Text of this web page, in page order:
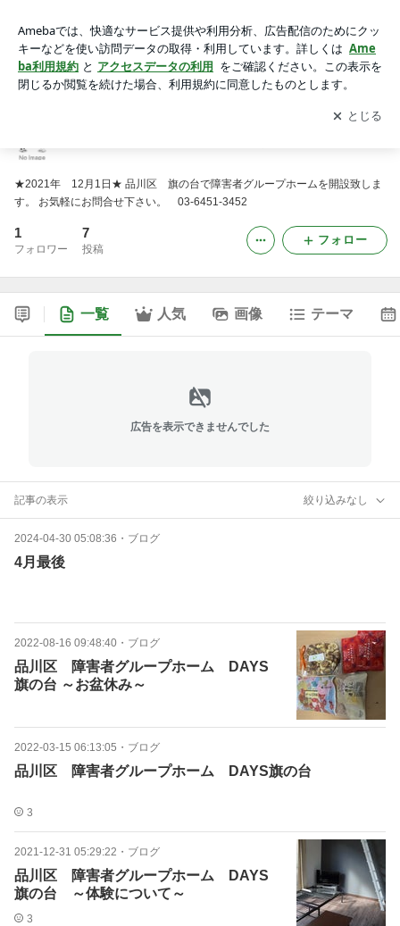
アプリをダウンロードして ブログの更新通知
を受け取りまし
ょう。
開く
★2021年 12月1日★ 品川区 旗の台で障害者グループホームを開設致しま
す。 お気軽にお問合せ下さい。 03-6451-3452
1
フォロワー
7
投稿
フォロー
一覧 人気 画像 テーマ
広告を表示できませんでした
記事の表示 絞り込みなし
2024-04-30 05:08:36 ・ ブログ
4月最後
2022-08-16 09:48:40 ・ ブログ
品川区 障害者グループホーム DAYS
旗の台 ～お盆休み～
2022-03-15 06:13:05 ・ ブログ
品川区 障害者グループホーム DAYS旗の台
3
2021-12-31 05:29:22 ・ ブログ
品川区 障害者グループホーム DAYS
旗の台 ～体験について～
3